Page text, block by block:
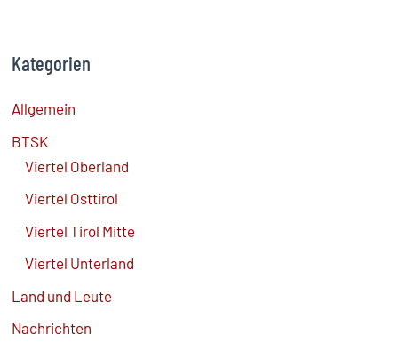
Kategorien
Allgemein
BTSK
Viertel Oberland
Viertel Osttirol
Viertel Tirol Mitte
Viertel Unterland
Land und Leute
Nachrichten